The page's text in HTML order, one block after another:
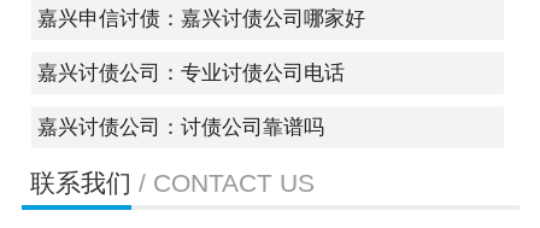
嘉兴申信讨债：嘉兴讨债公司哪家好
嘉兴讨债公司：专业讨债公司电话
嘉兴讨债公司：讨债公司靠谱吗
联系我们 / CONTACT US